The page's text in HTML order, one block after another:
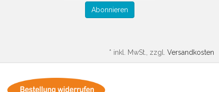
Abonnieren
* inkl. MwSt., zzgl. Versandkosten